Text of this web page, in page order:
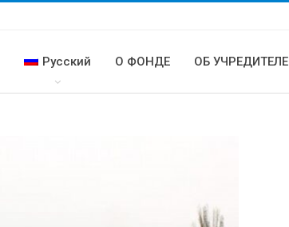
Русский О ФОНДЕ ОБ УЧРЕДИТЕЛЕ